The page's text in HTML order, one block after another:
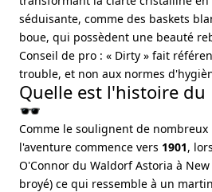
séduisante, comme des baskets
boue, qui possèdent une beauté
Conseil de pro : « Dirty » fait
trouble, et non aux normes
Quelle est l'histoire
🕶️
Comme le soulignent de
l'aventure commence vers 1901,
O'Connor du Waldorf Astoria à New
broyé) ce qui ressemble à un